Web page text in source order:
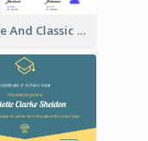
Vintage And Classic Vibrant Certificate Design Ideas